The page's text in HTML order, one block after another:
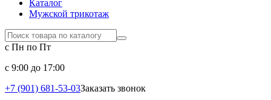
Каталог
Мужской трикотаж
с Пн по Пт
c 9:00 до 17:00
+7 (901) 681-53-03Заказать звонок